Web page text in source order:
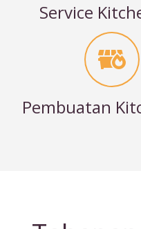
Service
Pembuatan